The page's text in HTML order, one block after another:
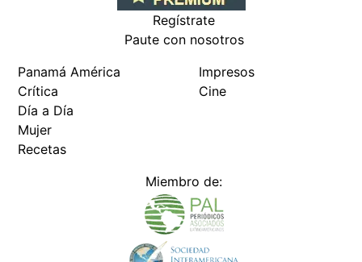
Regístrate
Paute con nosotros
Panamá América
Crítica
Día a Día
Mujer
Recetas
Impresos
Cine
Miembro de: